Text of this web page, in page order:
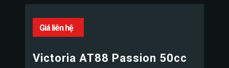
Giá liên hệ
Victoria AT88 Passion 50cc